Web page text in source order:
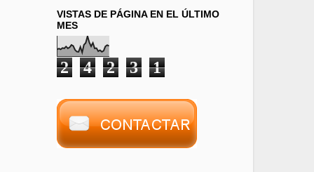
VISTAS DE PÁGINA EN EL ÚLTIMO
MES
2 4 2 3 1